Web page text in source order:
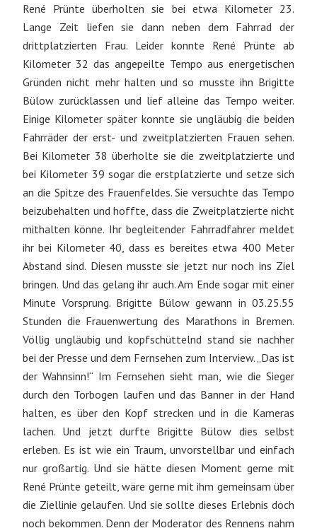
René Prünte überholten sie bei etwa Kilometer 23.
Lange Zeit liefen sie dann neben dem Fahrrad der
drittplatzierten Frau. Leider konnte René Prünte ab
Kilometer 32 das angepeilte Tempo aus energetischen
Gründen nicht mehr halten und so musste ihn Brigitte
Bülow zurücklassen und lief alleine das Tempo weiter.
Einige Kilometer später konnte sie ungläubig die beiden
Fahrräder der erst- und zweitplatzierten Frauen sehen.
Bei Kilometer 38 überholte sie die zweitplatzierte und
bei Kilometer 39 sogar die erstplatzierte und setze sich
an die Spitze des Frauenfeldes. Sie versuchte das Tempo
beizubehalten und hoffte, dass die Zweitplatzierte nicht
mithalten könne. Ihr begleitender Fahrradfahrer meldet
ihr bei Kilometer 40, dass es bereites etwa 400 Meter
Abstand sind. Diesen musste sie jetzt nur noch ins Ziel
bringen. Und das gelang ihr auch. Am Ende sogar mit einer
Minute Vorsprung. Brigitte Bülow gewann in 03.25.55
Stunden die Frauenwertung des Marathons in Bremen.
Völlig ungläubig und kopfschüttelnd stand sie nachher
bei der Presse und dem Fernsehen zum Interview. „Das ist
der Wahnsinn!“ Im Fernsehen sieht man, wie die Sieger
durch den Torbogen laufen und das Banner in der Hand
halten, es über den Kopf strecken und in die Kameras
lachen. Und jetzt durfte Brigitte Bülow dies selbst
erleben. Es ist wie ein Traum, unvorstellbar und einfach
nur großartig. Und sie hätte diesen Moment gerne mit
René Prünte geteilt, wäre gerne mit ihm gemeinsam über
die Ziellinie gelaufen. Und sie sollte dieses Erlebnis doch
noch bekommen. Denn der Moderator des Rennens nahm